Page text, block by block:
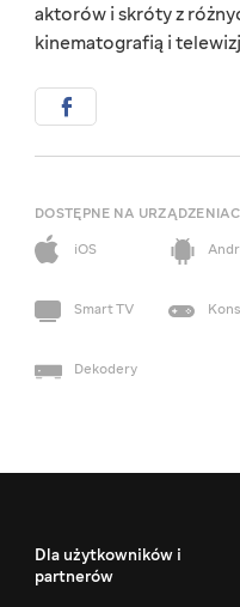
aktorów i skróty z
kinematografią i
DOSTĘPNE NA
iOS
Smart TV
Dekodery
Dla użytkowników i
partnerów